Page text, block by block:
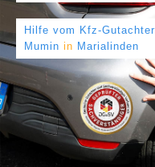
Hilfe vom Kfz-Gutachter
Mumin in Marialinden